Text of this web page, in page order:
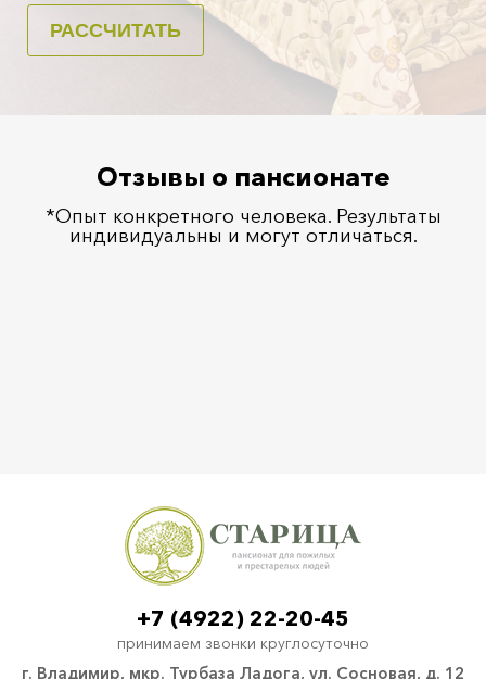
Отзывы о пансионате
*Опыт конкретного человека. Результаты
индивидуальны и могут отличаться.
г. Владимир, мкр. Турбаза Ладога, ул. Сосновая, д. 12
+7 (4922) 22-20-45
принимаем звонки круглосуточно